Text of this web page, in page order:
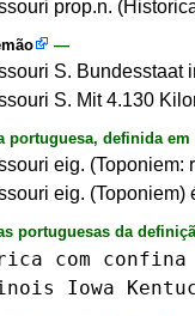
prop.n.
—
S. Bundesstaat
S. Mit 4.130
portuguesa, definida em
eig.
eig.
portuguesas da
com confina
Iowa